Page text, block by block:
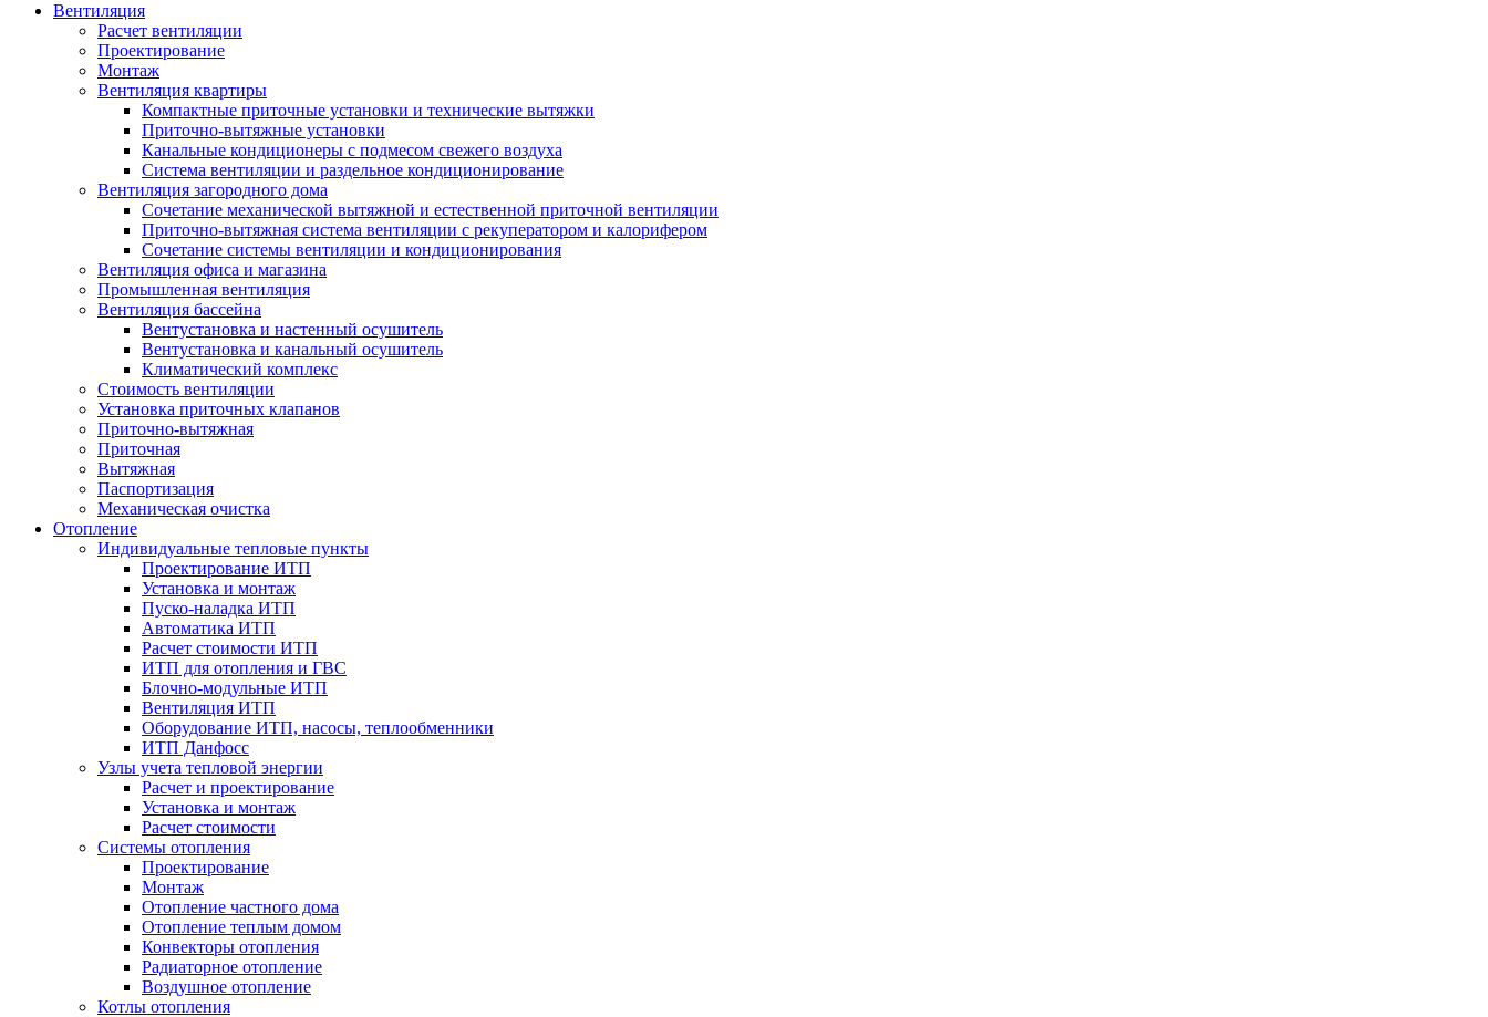
Вентиляция
Расчет вентиляции
Проектирование
Монтаж
Вентиляция квартиры
Компактные приточные установки и технические вытяжки
Приточно-вытяжные установки
Канальные кондиционеры с подмесом свежего воздуха
Cистема вентиляции и раздельное кондиционирование
Вентиляция загородного дома
Сочетание механической вытяжной и естественной приточной вентиляции
Приточно-вытяжная система вентиляции с рекуператором и калорифером
Сочетание системы вентиляции и кондиционирования
Вентиляция офиса и магазина
Промышленная вентиляция
Вентиляция бассейна
Вентустановка и настенный осушитель
Вентустановка и канальный осушитель
Климатический комплекс
Стоимость вентиляции
Установка приточных клапанов
Приточно-вытяжная
Приточная
Вытяжная
Паспортизация
Механическая очистка
Отопление
Индивидуальные тепловые пункты
Проектирование ИТП
Установка и монтаж
Пуско-наладка ИТП
Автоматика ИТП
Расчет стоимости ИТП
ИТП для отопления и ГВС
Блочно-модульные ИТП
Вентиляция ИТП
Оборудование ИТП, насосы, теплообменники
ИТП Данфосс
Узлы учета тепловой энергии
Расчет и проектирование
Установка и монтаж
Расчет стоимости
Системы отопления
Проектирование
Монтаж
Отопление частного дома
Отопление теплым домом
Конвекторы отопления
Радиаторное отопление
Воздушное отопление
Котлы отопления